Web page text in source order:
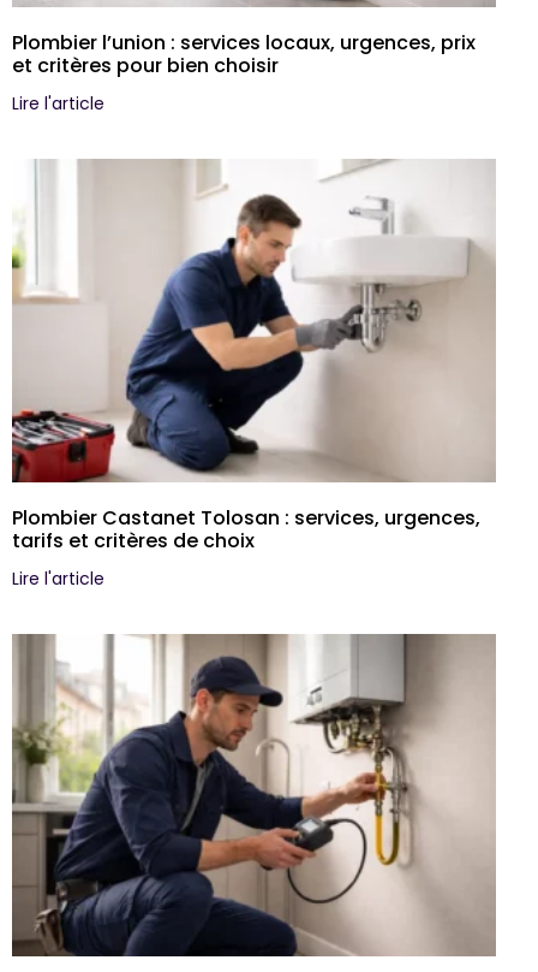
Plombier l’union : services locaux, urgences, prix
et critères pour bien choisir
Lire l'article
Plombier Castanet Tolosan : services, urgences,
tarifs et critères de choix
Lire l'article